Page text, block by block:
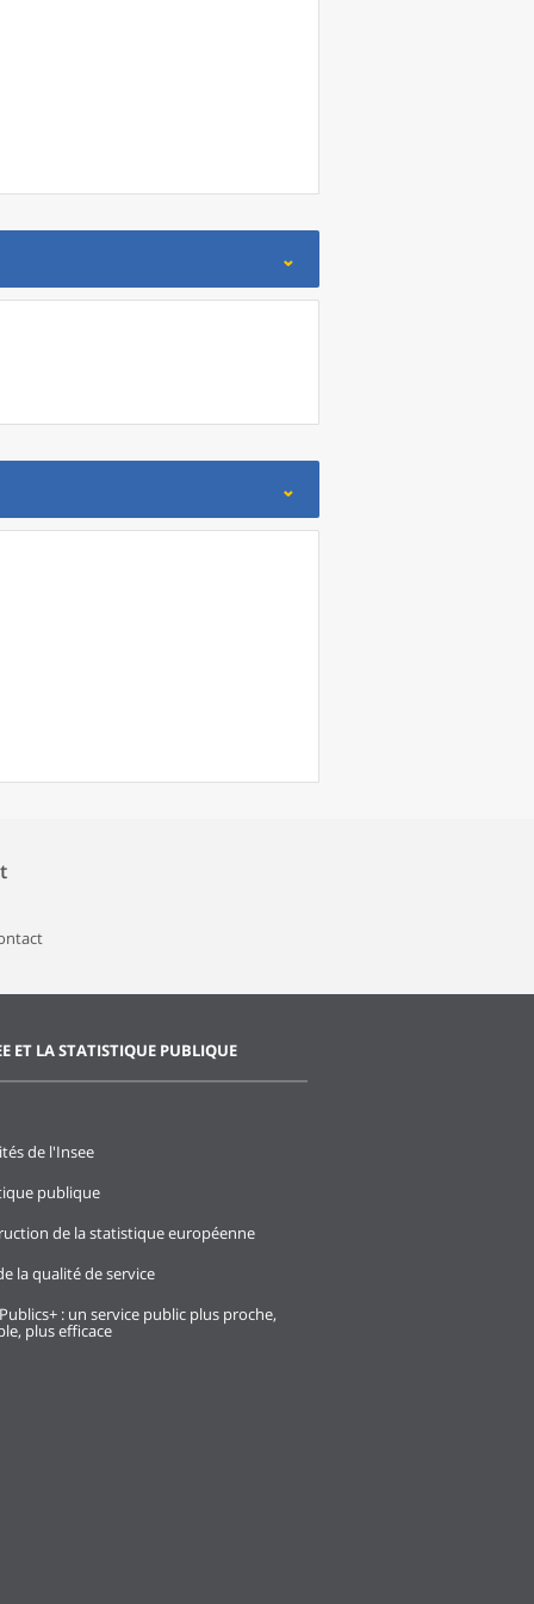
ET LA STATISTIQUE PUBLIQUE
de l'Insee
publique
de la statistique européenne
la qualité de service
: un service public plus proche,
plus efficace